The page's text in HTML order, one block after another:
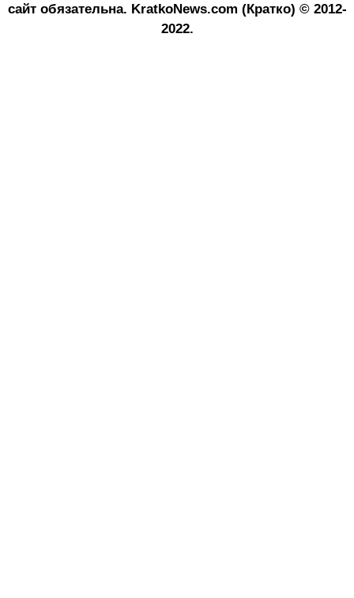
сайт обязательна. KratkoNews.com (Кратко) © 2012-
2022.